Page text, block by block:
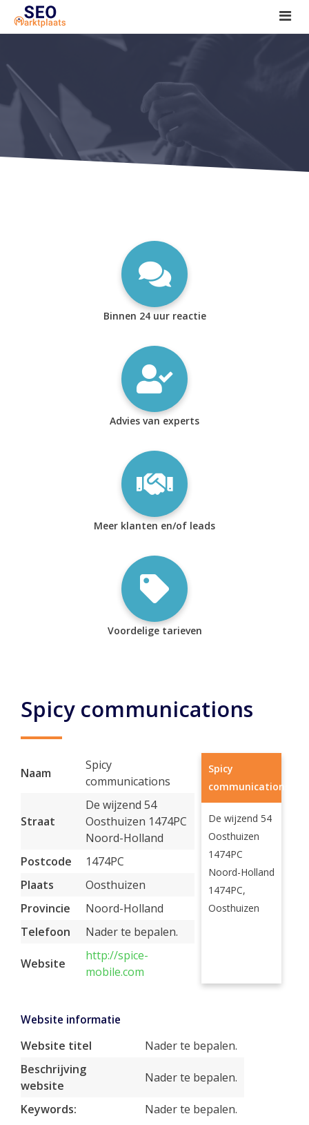
SEO tools reviews
Marketeer bij jou in de buurt?
Offerte
1. Seo voor beginners +
2. Onderzoeken +
Binnen 24 uur reactie
Advies van experts
Meer klanten en/of leads
Voordelige tarieven
Spicy communications
Naam
Spicy
communications
Straat
De wijzend 54
Oosthuizen 1474PC
Noord-Holland
Postcode
1474PC
Plaats
Oosthuizen
Provincie
Noord-Holland
Telefoon
Nader te bepalen.
Website
http://spice-
mobile.com
Spicy
communications
De wijzend 54
Oosthuizen
1474PC
Noord-Holland
1474PC,
Oosthuizen
Website informatie
Website titel
Nader te bepalen.
Beschrijving
website
Nader te bepalen.
Keywords: Nader te bepalen.